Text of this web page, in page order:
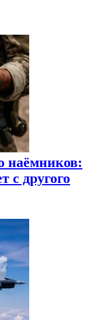
наёмников:
с другого